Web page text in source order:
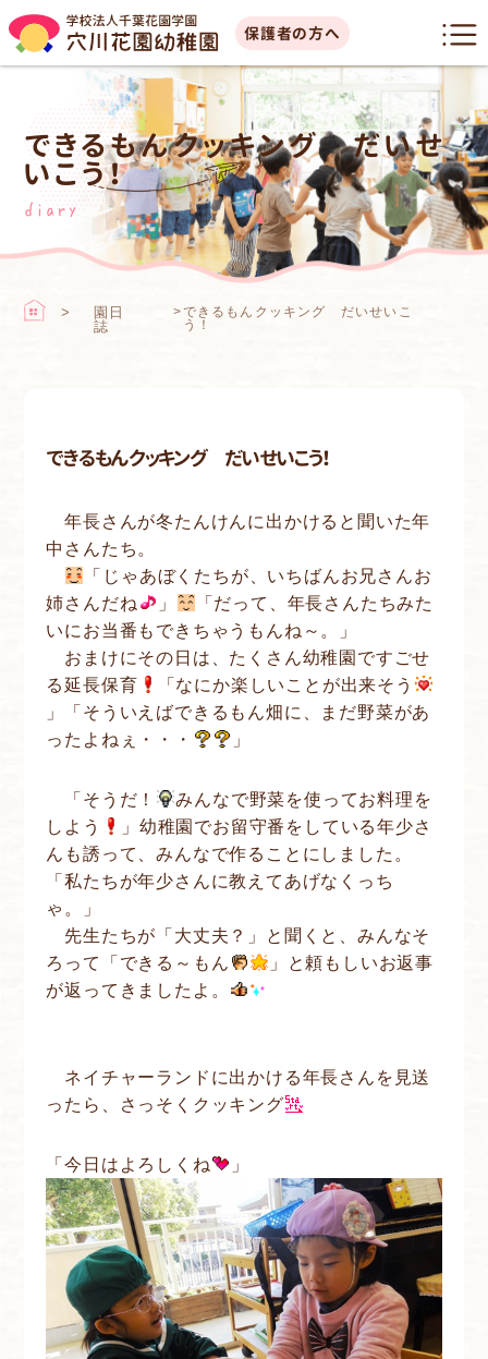
保護者の方へ
できるもんクッキング だいせ
いこう！
diary
園日
誌
>できるもんクッキング だいせいこ
う！
できるもんクッキング だいせいこう！
年長さんが冬たんけんに出かけると聞いた年
中さんたち。
「じゃあぼくたちが、いちばんお兄さんお
姉さんだね
」
「だって、年長さんたちみた
いにお当番もできちゃうもんね～。」
おまけにその日は、たくさん幼稚園ですごせ
る延長保育
「なにか楽しいことが出来そう
」「そういえばできるもん畑に、まだ野菜があ
ったよねぇ・・・
」
「そうだ！
みんなで野菜を使ってお料理を
しよう
」幼稚園でお留守番をしている年少さ
んも誘って、みんなで作ることにしました。
「私たちが年少さんに教えてあげなくっち
ゃ。」
先生たちが「大丈夫？」と聞くと、みんなそ
ろって「できる～もん
」と頼もしいお返事
が返ってきましたよ。
ネイチャーランドに出かける年長さんを見送
ったら、さっそくクッキング
「今日はよろしくね 」